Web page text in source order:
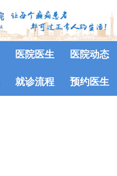
医院医生 医院动态
就诊流程 预约医生